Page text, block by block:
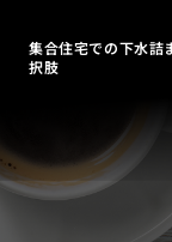
集合住宅での下水詰
択肢